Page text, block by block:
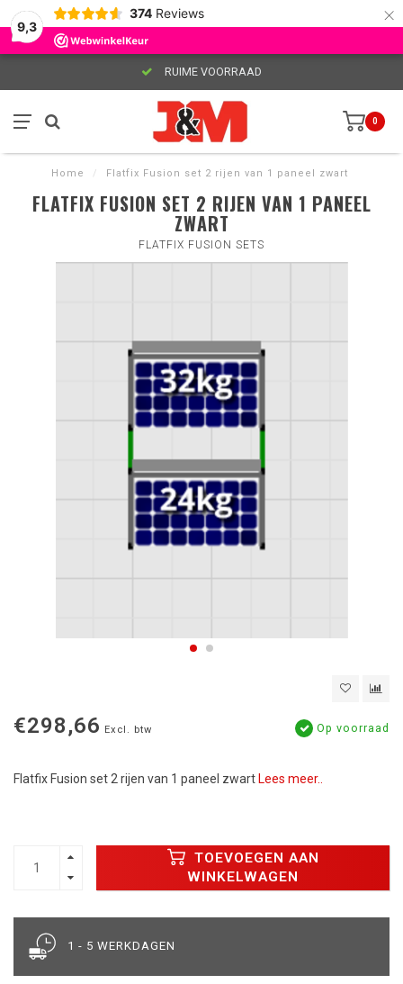
9,3
374 Reviews ×
RUIME VOORRAAD
0
Home / Flatfix Fusion set 2 rijen van 1 paneel zwart
FLATFIX FUSION SET 2 RIJEN VAN 1 PANEEL
ZWART
FLATFIX FUSION SETS
€298,66 Excl. btw Op voorraad
Flatfix Fusion set 2 rijen van 1 paneel zwart Lees meer..
TOEVOEGEN AAN
WINKELWAGEN
1 - 5 WERKDAGEN